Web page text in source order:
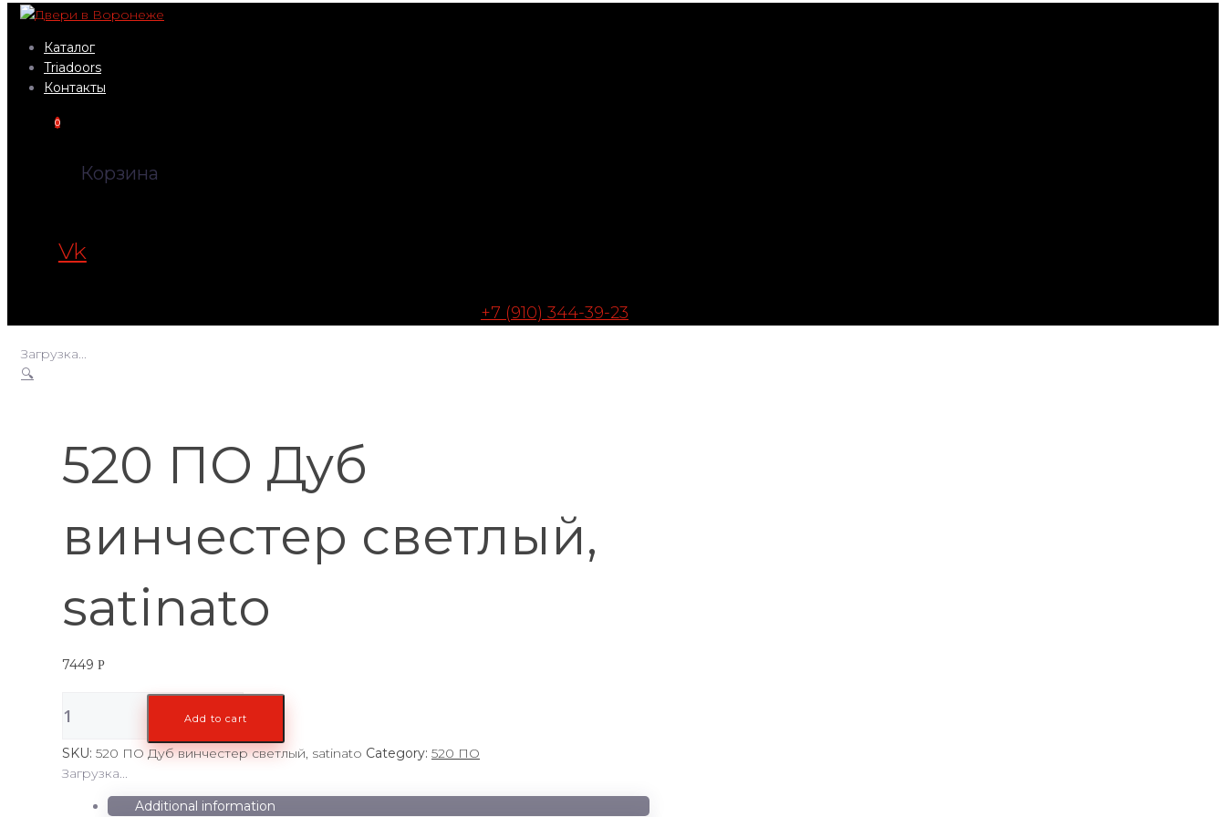
Перейти
контентуКаталог
Triadoors
Контакты
0
Корзина
Vk
+7 (910) 344-39-23
Загрузка...
🔍
520 ПО Дуб
винчестер светлый,
satinato
7449 Р
ПО
винчестер
светлый,
satinato
Add to cart
SKU: 520 ПО Дуб винчестер светлый, satinato Category: 520 ПО
Загрузка...
Additional information